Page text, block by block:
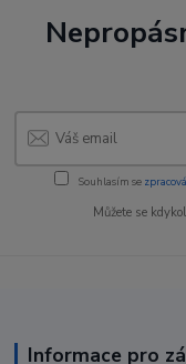
Souhlasím se
Můžete se
Informace pro